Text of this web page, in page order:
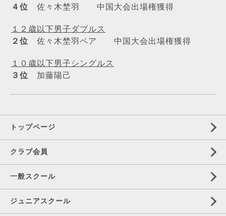
４位 佐々木埜羽 中国大会出場権獲得
１２歳以下男子ダブルス
２位 佐々木埜羽ペア 中国大会出場権獲得
１０歳以下男子シングルス
３位 加藤陽己
トップページ
クラブ会員
一般スクール
ジュニアスクール